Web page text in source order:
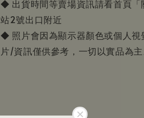
◆ 出貨時間等賣場資訊請看首頁「
站2號出口附近
◆ 照片會因為顯示器顏色或個人視
片/資訊僅供參考，一切以實品為主